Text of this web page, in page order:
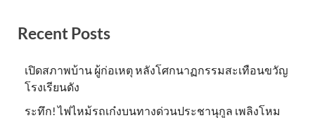
Recent Posts
เปิดสภาพบ้าน ผู้ก่อเหตุ หลังโศกนาฏกรรมสะเทือนขวัญ
โรงเรียนดัง
ระทึก! ไฟไหม้รถเก๋งบนทางด่วนประชานุกูล เพลิงโหม